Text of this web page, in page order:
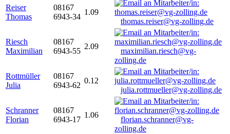
Reiser
Thomas
08167
6943-34
1.09
thomas.reiser@vg-zolling.de
Riesch
Maximilian
08167
6943-55
2.09
maximilian.riesch@vg-
zolling.de
Rottmüller
Julia
08167
6943-62
0.12
julia.rottmueller@vg-zolling.de
Schranner
Florian
08167
6943-17
1.06
florian.schranner@vg-
zolling.de